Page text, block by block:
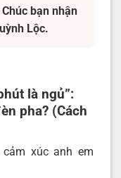
bạn nhận
Lộc.
là ngủ”:
pha? (Cách
xúc anh em